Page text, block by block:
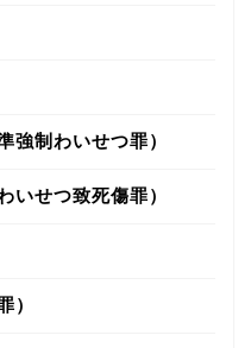
強制わいせつ罪）
いせつ致死傷罪）
）